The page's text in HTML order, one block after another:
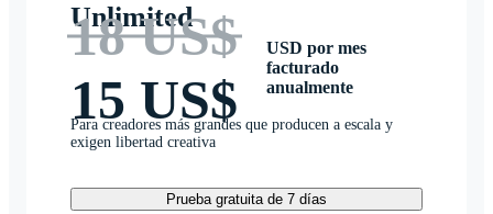
Unlimited
18 US$
15 US$
USD por mes
facturado
anualmente
Para creadores más grandes que producen a escala y
exigen libertad creativa
Prueba gratuita de 7 días